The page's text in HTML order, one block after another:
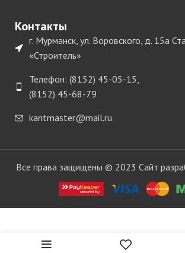
Контакты
г. Мурманск, ул. Воровского, д. 15а
«Строитель»
Телефон: (8152) 45-05-15,
(8152) 45-68-79
kantmaster@mail.ru
Все права защищены © 2023 Сайт
КОРНЕР
Silikorner